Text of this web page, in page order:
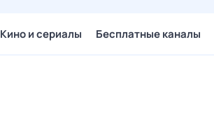
Кино и сериалы Бесплатные каналы